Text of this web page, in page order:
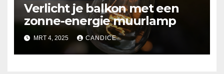
Verlicht je balkon met een
zonne-energie muurlamp
MRT 4, 2025 CANDICE